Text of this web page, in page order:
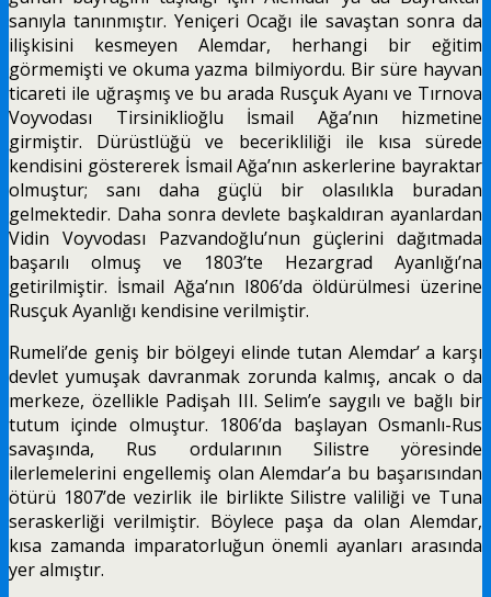
sanıyla tanınmıştır. Yeniçeri Ocağı ile savaştan sonra da
ilişkisini kesmeyen Alemdar, herhangi bir eğitim
görmemişti ve okuma yazma bilmiyordu. Bir süre hayvan
ticareti ile uğraşmış ve bu arada Rusçuk Ayanı ve Tırnova
Voyvodası Tirsiniklioğlu İsmail Ağa’nın hizmetine
girmiştir. Dürüstlüğü ve becerikli­liği ile kısa sürede
kendisini göstererek İsmail Ağa’nın askerlerine bayraktar
olmuştur; sanı daha güçlü bir olasılıkla buradan
gelmektedir. Daha sonra devlete başkaldıran ayanlardan
Vidin Voyvodası Pazvandoğlu’nun güçlerini dağıtmada
başarılı olmuş ve 1803’te Hezargrad Ayanlığı’na
getirilmiştir. İsmail Ağa’nın I806’da öldürülmesi üzerine
Rusçuk Ayanlığı kendi­sine verilmiştir.
Rumeli’de geniş bir bölgeyi elinde tutan Alemdar’ a karşı
devlet yumuşak davranmak zorunda kalmış, ancak o da
merkeze, özellikle Padişah III. Selim’e saygılı ve bağlı bir
tutum içinde olmuştur. 1806’da başlayan Osmanlı-Rus
savaşında, Rus ordularının Silistre yöresinde
ilerlemelerini engellemiş olan Alemdar’a bu başarısından
ötürü 1807’de vezirlik ile birlikte Silistre valiliği ve Tuna
seraskerliği verilmiştir. Böylece paşa da olan Alemdar,
kısa zamanda impara­torluğun önemli ayanları arasında
yer almıştır.